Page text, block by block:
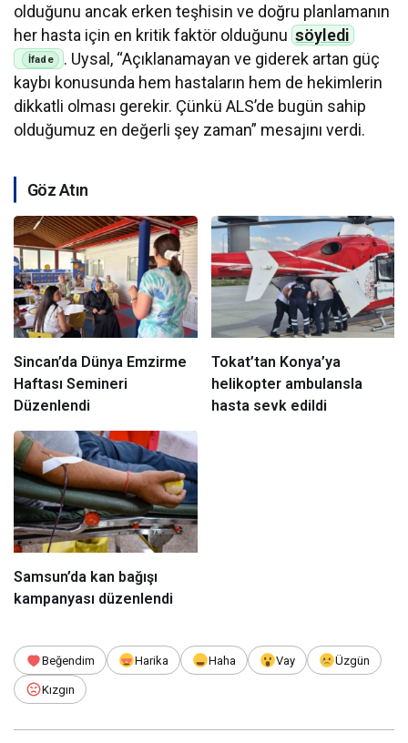
olduğunu ancak erken teşhisin ve doğru planlamanın
her hasta için en kritik faktör olduğunu söyledi
. Uysal, “Açıklanamayan ve giderek artan güç
kaybı konusunda hem hastaların hem de hekimlerin
dikkatli olması gerekir. Çünkü ALS’de bugün sahip
olduğumuz en değerli şey zaman” mesajını verdi.
Göz Atın
Sincan’da Dünya Emzirme
Haftası Semineri
Düzenlendi
Tokat’tan Konya’ya
helikopter ambulansla
hasta sevk edildi
Samsun’da kan bağışı
kampanyası düzenlendi
Beğendim Harika Haha Vay Üzgün
Kızgın